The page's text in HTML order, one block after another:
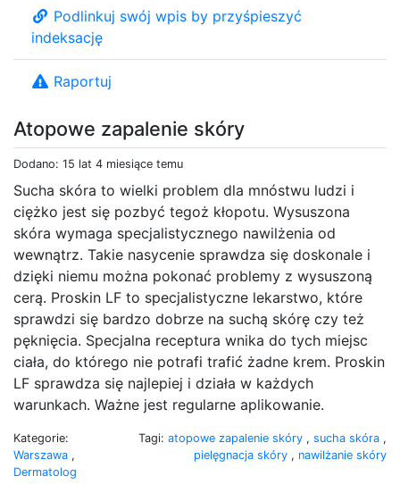
Atopowe zapalenie skóry
Dodano: 15 lat 4 miesiące temu
Sucha skóra to wielki problem dla mnóstwu ludzi i
ciężko jest się pozbyć tegoż kłopotu. Wysuszona
skóra wymaga specjalistycznego nawilżenia od
wewnątrz. Takie nasycenie sprawdza się doskonale i
dzięki niemu można pokonać problemy z wysuszoną
cerą. Proskin LF to specjalistyczne lekarstwo, które
sprawdzi się bardzo dobrze na suchą skórę czy też
pęknięcia. Specjalna receptura wnika do tych miejsc
ciała, do którego nie potrafi trafić żadne krem. Proskin
LF sprawdza się najlepiej i działa w każdych
warunkach. Ważne jest regularne aplikowanie.
Kategorie:
Warszawa ,
Dermatolog
Tagi: atopowe zapalenie skóry , sucha skóra ,
pielęgnacja skóry , nawilżanie skóry
Podlinkuj swój wpis by przyśpieszyć
indeksację
Raportuj